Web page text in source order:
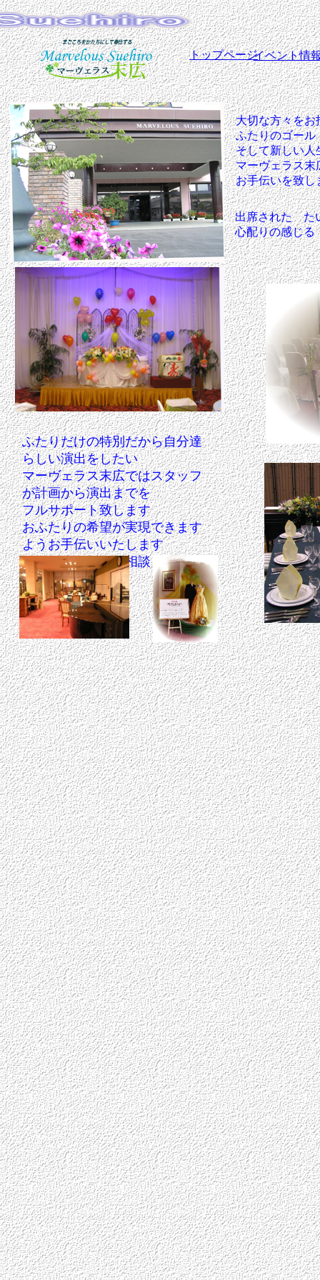
トップページイベント情
大切な方々をお
ふたりのゴール
そして新しい人
マーヴェラス末
お手伝いを致し
ふたりだけの特別だから自分達
らしい演出をしたい
マーヴェラス末広ではスタッフ
が計画から演出までを
フルサポート致します
おふたりの希望が実現できます
ようお手伝いいたします
どうぞお気軽にご相談ください
出席された た
心配りの感じ